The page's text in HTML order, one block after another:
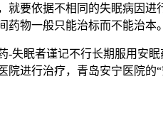
就要依据不相同的失眠病因进
物一般只能治标而不能治本。
眠者谨记不行长期服用安眠
院进行治疗，青岛安宁医院的